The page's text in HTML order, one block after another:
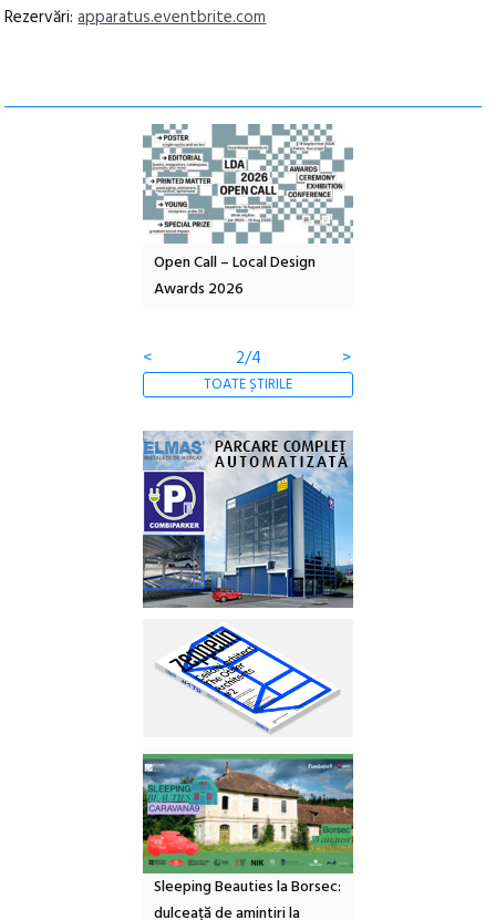
Rezervări:apparatus.eventbrite.com
Open Call – Local Design
Awards 2026
<
2/4 >
TOATE ȘTIRILE
Sleeping Beauties la Borsec:
dulceață de amintiri la